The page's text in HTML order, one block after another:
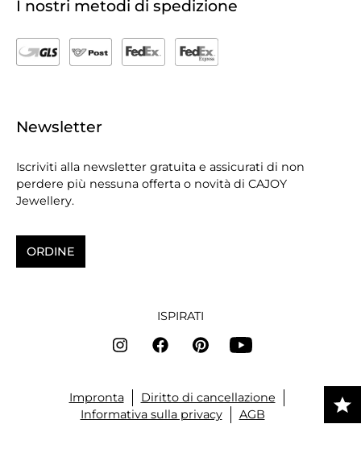
I nostri metodi di spedizione
Newsletter
Iscriviti alla newsletter gratuita e assicurati di non
perdere più nessuna offerta o novità di CAJOY
Jewellery.
ORDINE
ISPIRATI
Impronta
Diritto di cancellazione
Informativa sulla privacy
AGB